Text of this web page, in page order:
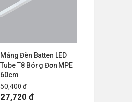
Máng Đèn Batten LED
Tube T8 Bóng Đơn MPE
60cm
50,400 đ
27,720 đ